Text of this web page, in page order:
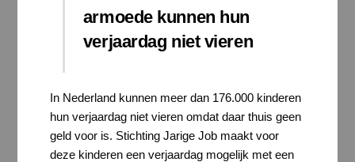
armoede kunnen hun
verjaardag niet vieren
In Nederland kunnen meer dan 176.000 kinderen
hun verjaardag niet vieren omdat daar thuis geen
geld voor is. Stichting Jarige Job maakt voor
deze kinderen een verjaardag mogelijk met een